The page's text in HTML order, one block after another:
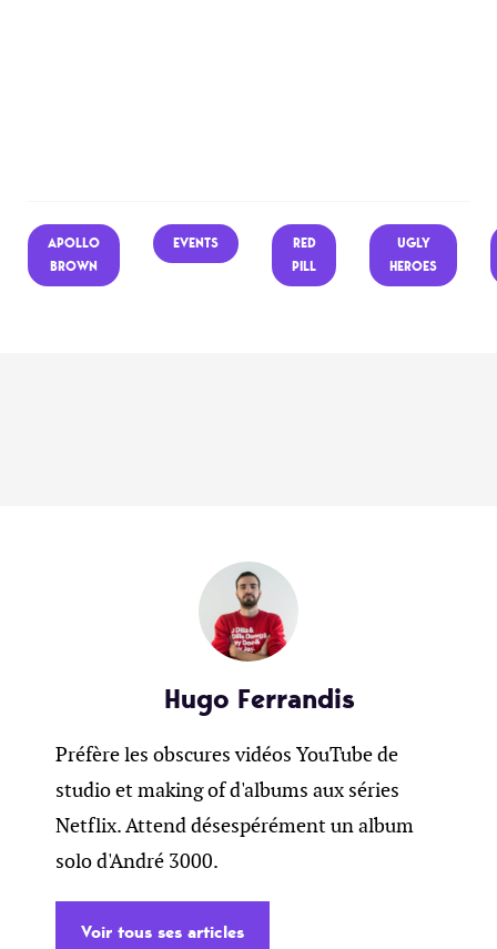
APOLLO
BROWN
EVENTS
RED
PILL
UGLY
HEROES
Hugo Ferrandis
Préfère les obscures vidéos YouTube de
studio et making of d'albums aux séries
Netflix. Attend désespérément un album
solo d'André 3000.
Voir tous ses articles